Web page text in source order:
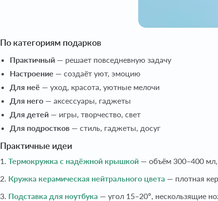
По категориям подарков
Практичный — решает повседневную задачу
Настроение — создаёт уют, эмоцию
Для неё — уход, красота, уютные мелочи
Для него — аксессуары, гаджеты
Для детей — игры, творчество, свет
Для подростков — стиль, гаджеты, досуг
Практичные идеи
1. Термокружка с надёжной крышкой — объём 300–400
2. Кружка керамическая нейтрального цвета — плотная
3. Подставка для ноутбука — угол 15–20°, нескользящие